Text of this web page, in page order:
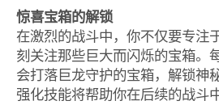
惊喜宝箱的解锁
在激烈的战斗中，你不仅要专注
刻关注那些巨大而闪烁的宝箱。
会打落巨龙守护的宝箱，解锁神
强化技能将帮助你在后续的战斗